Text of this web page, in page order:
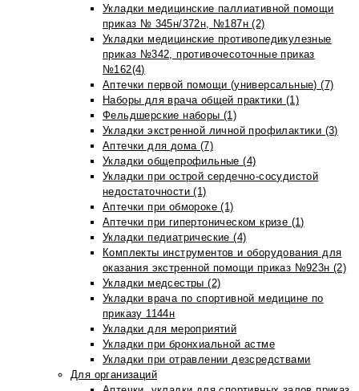
Укладки медицинские паллиативной помощи
приказ № 345н/372н, №187н (2)
Укладки медицинские противопедикулезные
приказ №342, противочесоточные приказ
№162(4)
Аптечки первой помощи (универсальные) (7)
Наборы для врача общей практики (1)
Фельдшерские наборы (1)
Укладки экстренной личной профилактики (3)
Аптечки для дома (7)
Укладки общепрофильные (4)
Укладки при острой сердечно-сосудистой
недостаточности (1)
Аптечки при обмороке (1)
Аптечки при гипертоническом кризе (1)
Укладки педиатрические (4)
Комплекты инструментов и оборудования для
оказания экстренной помощи приказ №923н (2)
Укладки медсестры (2)
Укладки врача по спортивной медицине по
приказу 1144н
Укладки для мероприятий
Укладки при бронхиальной астме
Укладки при отравлении дезсредствами
Для организаций